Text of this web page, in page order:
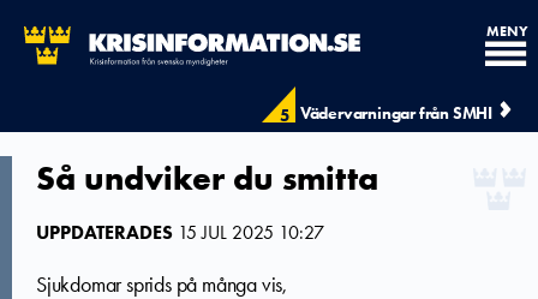
5 Vädervarningar från SMHI
MENY
Så undviker du smitta
UPPDATERADES 15 JUL 2025 10:27
Sjukdomar sprids på många vis,